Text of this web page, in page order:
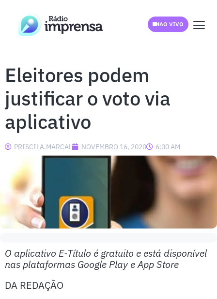
AO VIVO
Eleitores podem
justificar o voto via
aplicativo
PRISCILA.MARCAL NOVEMBRO 16, 2020 6:00 AM
O aplicativo E-Título é gratuito e está disponível
nas plataformas Google Play e App Store
DA REDAÇÃO